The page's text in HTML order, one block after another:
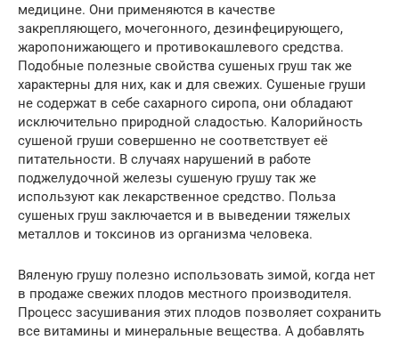
медицине. Они применяются в качестве
закрепляющего, мочегонного, дезинфецирующего,
жаропонижающего и противокашлевого средства.
Подобные полезные свойства сушеных груш так же
характерны для них, как и для свежих. Сушеные груши
не содержат в себе сахарного сиропа, они обладают
исключительно природной сладостью. Калорийность
сушеной груши совершенно не соответствует её
питательности. В случаях нарушений в работе
поджелудочной железы сушеную грушу так же
используют как лекарственное средство. Польза
сушеных груш заключается и в выведении тяжелых
металлов и токсинов из организма человека.
Вяленую грушу полезно использовать зимой, когда нет
в продаже свежих плодов местного производителя.
Процесс засушивания этих плодов позволяет сохранить
все витамины и минеральные вещества. А добавлять